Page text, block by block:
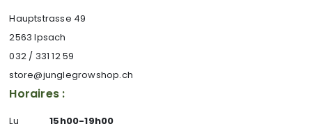
Hauptstrasse 49
2563 Ipsach
032 / 331 12 59
store@junglegrowshop.ch
Horaires :
Lu
15h00-19h00